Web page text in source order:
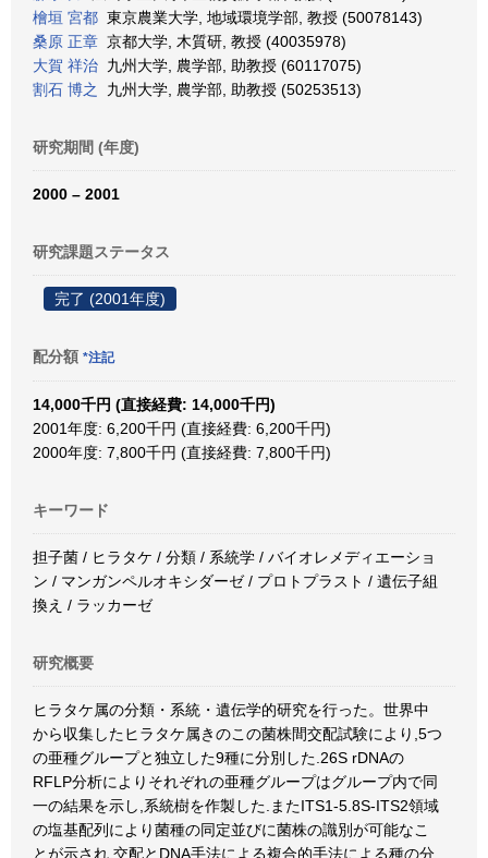
檜垣 宮都 東京農業大学, 地域環境学部, 教授 (50078143)
桑原 正章 京都大学, 木質研, 教授 (40035978)
大賀 祥治 九州大学, 農学部, 助教授 (60117075)
割石 博之
九州大学, 農学部, 助教授 (50253513)
研究期間 (年度)
2000 – 2001
研究課題ステータス
完了 (2001年度)
配分額 *注記
14,000千円 (直接経費: 14,000千円)
2001年度: 6,200千円 (直接経費: 6,200千円)
2000年度: 7,800千円 (直接経費: 7,800千円)
キーワード
担子菌 / ヒラタケ / 分類 / 系統学 / バイオレメディエーショ
ン / マンガンペルオキシダーゼ / プロトプラスト / 遺伝子組
換え / ラッカーゼ
研究概要
ヒラタケ属の分類・系統・遺伝学的研究を行った。世界中
から収集したヒラタケ属きのこの菌株間交配試験により,5つ
の亜種グループと独立した9種に分別した.26S rDNAの
RFLP分析によりそれぞれの亜種グループはグループ内で同
一の結果を示し,系統樹を作製した.またITS1-5.8S-ITS2領域
の塩基配列により菌種の同定並びに菌株の識別が可能なこ
とが示され,交配とDNA手法による複合的手法による種の分